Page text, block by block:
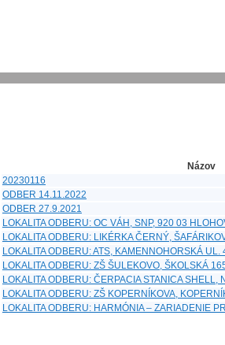
Názov
20230116
ODBER 14.11.2022
ODBER 27.9.2021
LOKALITA ODBERU: OC VÁH, SNP, 920 03
LOKALITA ODBERU: LIKÉRKA ČERNÝ,
LOKALITA ODBERU: ATS, KAMENNOHORSKÁ
LOKALITA ODBERU: ZŠ ŠULEKOVO, ŠKOLSKÁ
LOKALITA ODBERU: ČERPACIA STANICA
LOKALITA ODBERU: ZŠ KOPERNÍKOVA,
LOKALITA ODBERU: HARMÓNIA – ZARIADENIE